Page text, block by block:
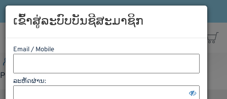
Please Login first
ເຂົ້າສູ່ລະບົບບັນຊີສະມາຊິກ
Email / Mobile
ລະຫັດຜ່ານ: